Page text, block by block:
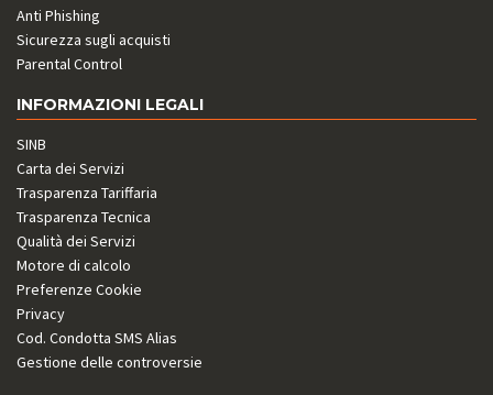
Anti Phishing
Sicurezza sugli acquisti
Parental Control
INFORMAZIONI LEGALI
SINB
Carta dei Servizi
Trasparenza Tariffaria
Trasparenza Tecnica
Qualità dei Servizi
Motore di calcolo
Preferenze Cookie
Privacy
Cod. Condotta SMS Alias
Gestione delle controversie